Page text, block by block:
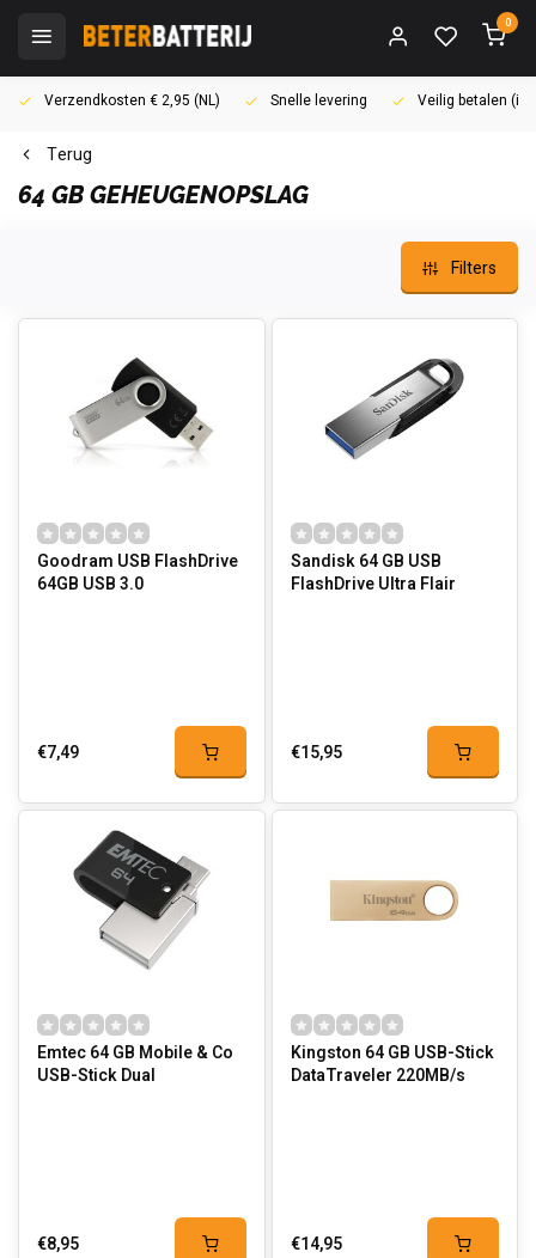
0
Verzendkosten € 2,95 (NL) Snelle levering Veilig betalen
Terug
64 GB GEHEUGENOPSLAG
Filters
Goodram USB FlashDrive
64GB USB 3.0
€7,49
Sandisk 64 GB USB
FlashDrive Ultra Flair
€15,95
Emtec 64 GB Mobile & Co
USB-Stick Dual
€8,95
Kingston 64 GB USB-Stick
DataTraveler 220MB/s
€14,95